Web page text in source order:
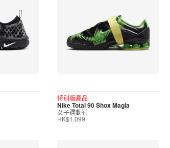
特別版產品
Nike Total 90 Shox Magia
女子運動鞋
HK$1,099